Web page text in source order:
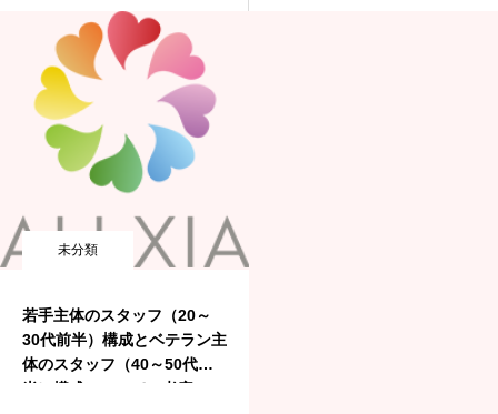
未分類
若手主体のスタッフ（20～
30代前半）構成とベテラン主
体のスタッフ（40～50代後
半）構成についての考察